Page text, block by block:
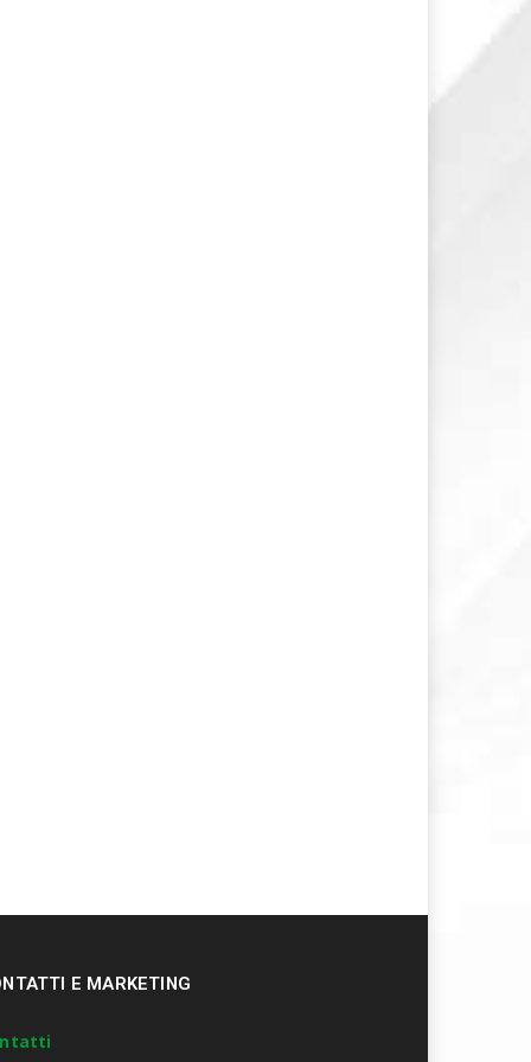
E MARKETING